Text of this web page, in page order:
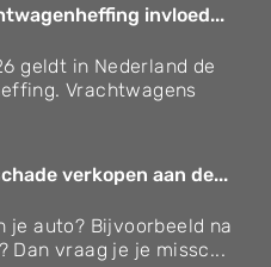
invloed...
geldt in Nederland de
Vrachtwagens
verkopen aan de...
je auto? Bijvoorbeeld na
Dan vraag je je missc...